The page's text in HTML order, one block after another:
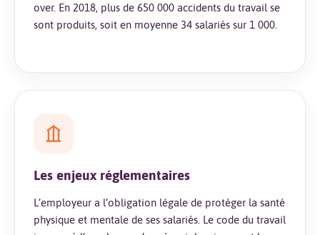
over. En 2018, plus de 650 000 accidents du travail se
sont produits, soit en moyenne 34 salariés sur 1 000.
Les enjeux réglementaires
L’employeur a l’obligation légale de protéger la santé
physique et mentale de ses salariés. Le code du travail